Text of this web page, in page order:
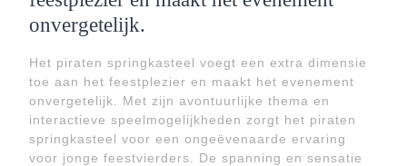
onvergetelijk.
Het piraten springkasteel voegt een extra dimensie
toe aan het feestplezier en maakt het evenement
onvergetelijk. Met zijn avontuurlijke thema en
interactieve speelmogelijkheden zorgt het piraten
springkasteel voor een ongeëvenaarde ervaring
voor jonge feestvierders. De spanning en sensatie